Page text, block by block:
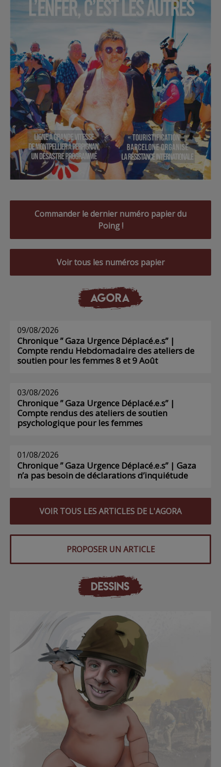
Commander le dernier numéro papier du
Poing !
Voir tous les numéros papier
AGORA
09/08/2026
Chronique ” Gaza Urgence Déplacé.e.s” |
Compte rendu Hebdomadaire des ateliers de
soutien pour les femmes 8 et 9 Août
03/08/2026
Chronique ” Gaza Urgence Déplacé.e.s” |
Compte rendus des ateliers de soutien
psychologique pour les femmes
01/08/2026
Chronique ” Gaza Urgence Déplacé.e.s” | Gaza
n’a pas besoin de déclarations d’inquiétude
VOIR TOUS LES ARTICLES DE L'AGORA
PROPOSER UN ARTICLE
DESSINS